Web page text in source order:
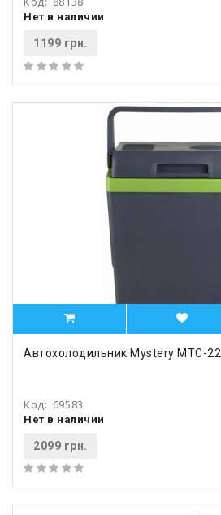
Нет в наличии
1199 грн.
Автохолодильник Mystery MTC-22
Код: 69583
Нет в наличии
2099 грн.